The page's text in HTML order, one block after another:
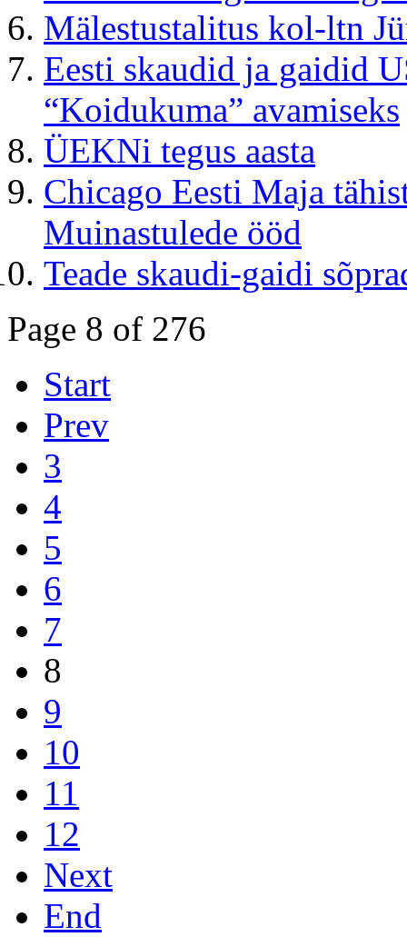
Mälestustalitus kol-ltn
Eesti skaudid ja gaidid
“Koidukuma” avamiseks
ÜEKNi tegus aasta
Chicago Eesti Maja
Muinastulede ööd
Teade skaudi-gaidi
Page 8 of 276
Start
Prev
3
4
5
6
7
8
9
10
11
12
Next
End